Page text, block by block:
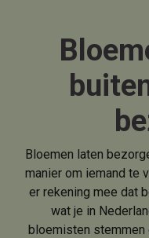
Bloemen laten
manier om iemand te
er rekening mee dat
wat je in
bloemisten stemmen